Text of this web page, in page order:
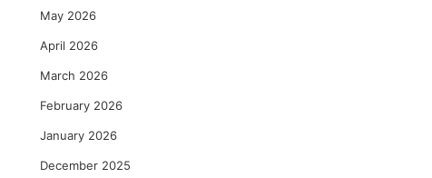
May 2026
April 2026
March 2026
February 2026
January 2026
December 2025